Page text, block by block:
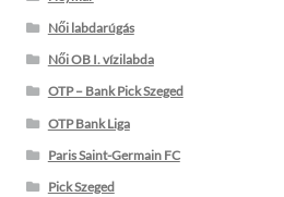
Női labdarúgás
Női OB I. vízilabda
OTP – Bank Pick Szeged
OTP Bank Liga
Paris Saint-Germain FC
Pick Szeged